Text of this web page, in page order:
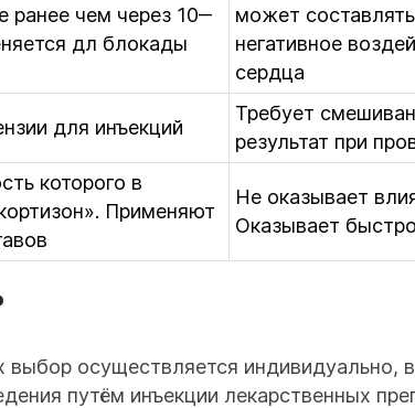
ранее чем через 10‒
дл блокады
может
негативное
сердца
для инъекций
Требует
результат при
которого в
Применяют
Не оказывает
Оказывает
осуществляется индивидуально,
путём инъекции лекарственных